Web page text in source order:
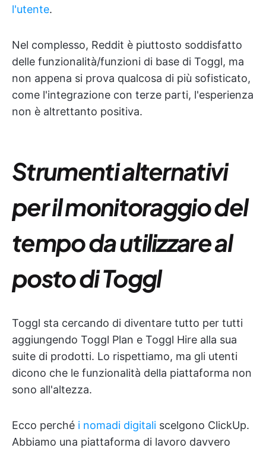
l'utente.
Nel complesso, Reddit è piuttosto soddisfatto
delle funzionalità/funzioni di base di Toggl, ma
non appena si prova qualcosa di più sofisticato,
come l'integrazione con terze parti, l'esperienza
non è altrettanto positiva.
Strumenti alternativi
per il monitoraggio del
tempo da utilizzare al
posto di Toggl
Toggl sta cercando di diventare tutto per tutti
aggiungendo Toggl Plan e Toggl Hire alla sua
suite di prodotti. Lo rispettiamo, ma gli utenti
dicono che le funzionalità della piattaforma non
sono all'altezza.
Ecco perché i nomadi digitali scelgono ClickUp.
Abbiamo una piattaforma di lavoro davvero